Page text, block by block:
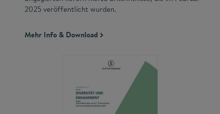
2025 veröffentlicht wurden.
Mehr Info & Download